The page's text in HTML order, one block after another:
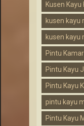
Kusen
kusen kayu
kusen kayu
Pintu
Pintu Kayu
Pintu Kayu
pintu kayu
Pintu Kayu